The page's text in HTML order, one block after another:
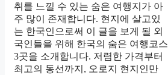
취를 느낄 수 있는 숨은 여행지가 아
주 많이 존재합니다. 현지에 살고있
는 한국인으로써 이 글을 보게 될 외
국인들을 위해 한국의 숨은 여행코스
3곳을 소개합니다. 저렴한 가격부터
최고의 동선까지, 오로지 현지인만